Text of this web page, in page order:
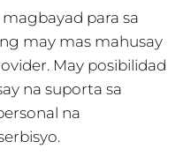
para sa
may mas mahusay
May posibilidad
na suporta sa
na